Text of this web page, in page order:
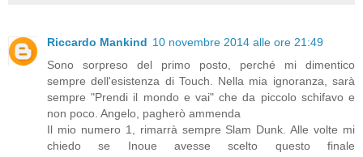
Riccardo Mankind 10 novembre 2014 alle ore 21:49
Sono sorpreso del primo posto, perché mi dimentico
sempre dell'esistenza di Touch. Nella mia ignoranza, sarà
sempre "Prendi il mondo e vai" che da piccolo schifavo e
non poco. Angelo, pagherò ammenda
Il mio numero 1, rimarrà sempre Slam Dunk. Alle volte mi
chiedo se Inoue avesse scelto questo finale